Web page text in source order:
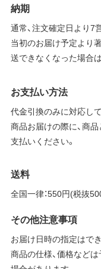
納期
通常、注文確定日より7
当初のお届け予定より
送できなくなった場合
お支払い方法
代金引換のみに対応し
商品お届けの際に、商
支払いください。
送料
全国一律：550円(税抜
その他注意事項
お届け日時の指定はで
商品の仕様、価格など